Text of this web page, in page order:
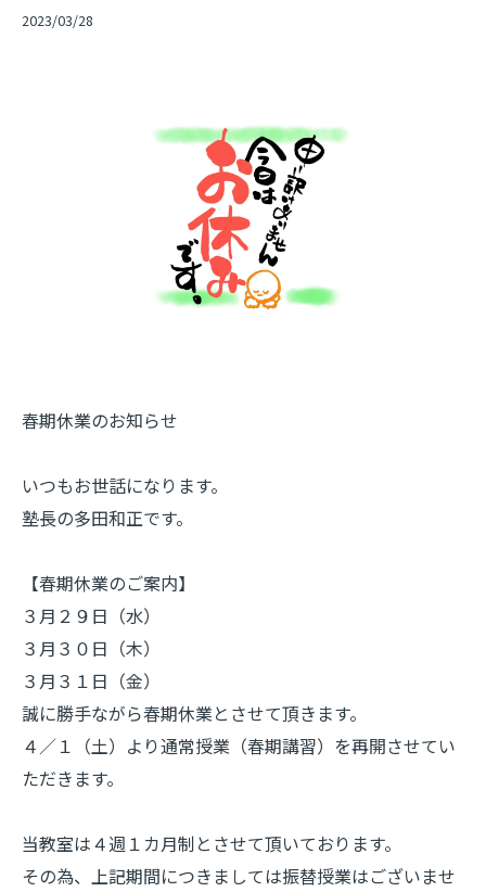
2023/03/28
春期休業のお知らせ
いつもお世話になります。
塾長の多田和正です。
【春期休業のご案内】
３月２９日（水）
３月３０日（木）
３月３１日（金）
誠に勝手ながら春期休業とさせて頂きます。
４／１（土）より通常授業（春期講習）を再開させてい
ただきます。
当教室は４週１カ月制とさせて頂いております。
その為、上記期間につきましては振替授業はございませ